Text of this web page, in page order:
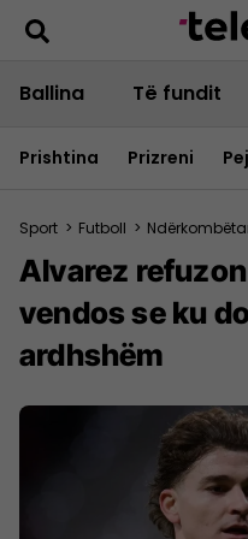
Ballina Të fundit
Prishtina Prizreni
Sport > Futboll >
Alvarez
vendos se ku
ardhshëm